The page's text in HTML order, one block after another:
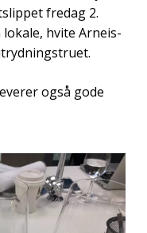
fredag 2.
hvite Arneis-
også gode